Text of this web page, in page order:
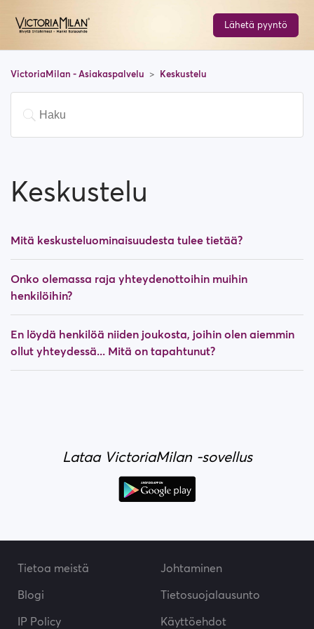
Lähetä pyyntö
VictoriaMilan - Asiakaspalvelu Keskustelu
Keskustelu
Mitä keskusteluominaisuudesta tulee tietää?
Onko olemassa raja yhteydenottoihin muihin
henkilöihin?
En löydä henkilöä niiden joukosta, joihin olen aiemmin
ollut yhteydessä... Mitä on tapahtunut?
Lataa VictoriaMilan -sovellus
Tietoa meistä
Johtaminen
Blogi
Tietosuojalausunto
IP Policy
Käyttöehdot